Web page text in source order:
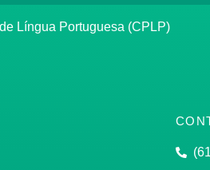
Língua Portuguesa (CPLP)